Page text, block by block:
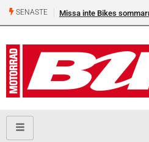
SENASTE Missa inte Bikes